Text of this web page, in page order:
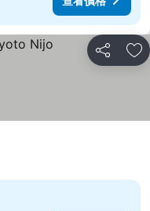
分享 放